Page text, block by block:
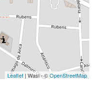
Leaflet | Wasi - ©OpenStreetMap